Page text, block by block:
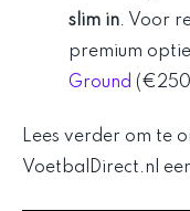
slim in. Voor
premium
Ground
Lees verder om te
VoetbalDirect.nl